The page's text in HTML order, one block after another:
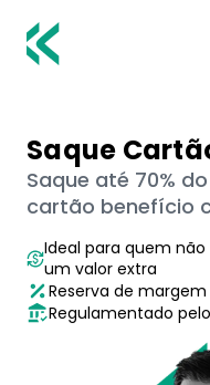
Saque
Saque até 70%
cartão benefício
Ideal para quem
um valor extra
Reserva de
Regulamentado